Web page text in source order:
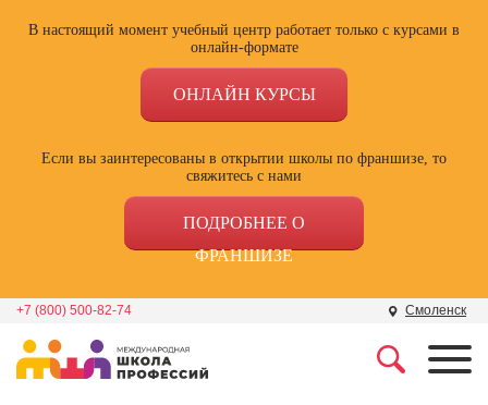
В настоящий момент учебный центр работает только с курсами в
онлайн-формате
ОНЛАЙН КУРСЫ
Если вы заинтересованы в открытии школы по франшизе, то
свяжитесь с нами
ПОДРОБНЕЕ О
ФРАНШИЗЕ
+7 (800) 500-82-74 Смоленск